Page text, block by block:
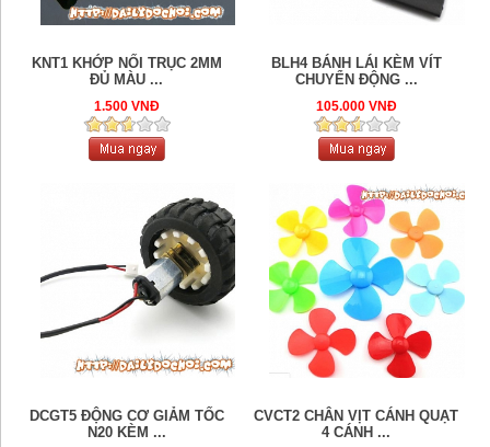
KNT1 KHỚP NỐI TRỤC 2MM
ĐỦ MÀU ...
1.500 VNĐ
BLH4 BÁNH LÁI KÈM VÍT
CHUYỂN ĐỘNG ...
105.000 VNĐ
DCGT5 ĐỘNG CƠ GIẢM TỐC
N20 KÈM ...
CVCT2 CHÂN VỊT CÁNH QUẠT
4 CÁNH ...